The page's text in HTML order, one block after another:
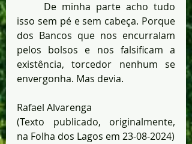
isso sem pé e sem cabeça. Porque
dos Bancos que nos encurralam
pelos bolsos e nos falsificam a
existência, torcedor nenhum se
envergonha. Mas devia.
Rafael Alvarenga
(Texto publicado, originalmente,
na Folha dos Lagos em 23-08-2024)